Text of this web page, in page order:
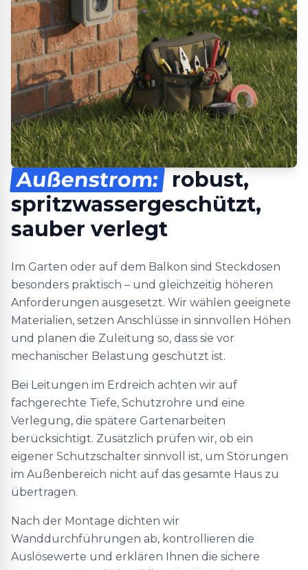
Außenstrom: robust,
spritzwassergeschützt,
sauber verlegt
Im Garten oder auf dem Balkon sind Steckdosen
besonders praktisch – und gleichzeitig höheren
Anforderungen ausgesetzt. Wir wählen geeignete
Materialien, setzen Anschlüsse in sinnvollen Höhen
und planen die Zuleitung so, dass sie vor
mechanischer Belastung geschützt ist.
Bei Leitungen im Erdreich achten wir auf
fachgerechte Tiefe, Schutzrohre und eine
Verlegung, die spätere Gartenarbeiten
berücksichtigt. Zusätzlich prüfen wir, ob ein
eigener Schutzschalter sinnvoll ist, um Störungen
im Außenbereich nicht auf das gesamte Haus zu
übertragen.
Nach der Montage dichten wir
Wanddurchführungen ab, kontrollieren die
Auslösewerte und erklären Ihnen die sichere